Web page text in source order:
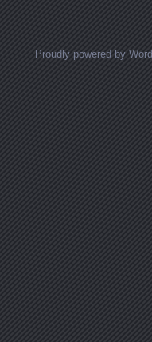
Proudly powered by